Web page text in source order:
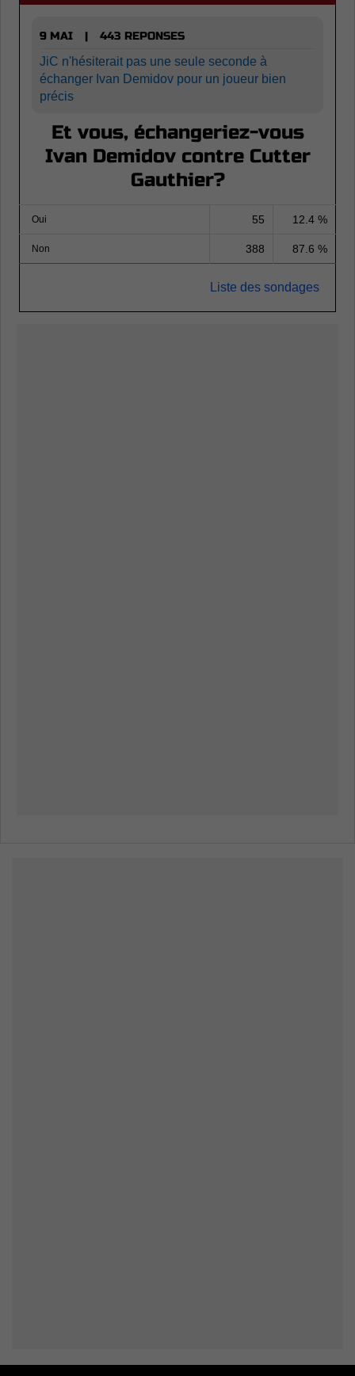
9 MAI |
443 REPONSES
JiC n'hésiterait pas une seule seconde à
échanger Ivan Demidov pour un joueur bien
précis
Et vous, échangeriez-vous
Ivan Demidov contre Cutter
Gauthier?
Oui 55 12.4 %
Non 388 87.6 %
Liste des sondages